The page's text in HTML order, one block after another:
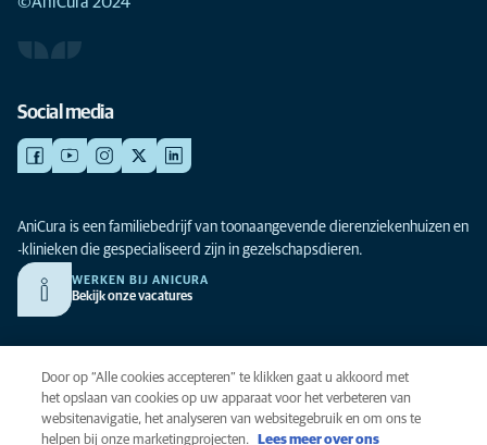
Social media
AniCura is een familiebedrijf van toonaangevende dierenziekenhuizen en
-klinieken die gespecialiseerd zijn in gezelschapsdieren.
WERKEN BIJ ANICURA
Bekijk onze vacatures
Privacy
Algemene voorwaarden
Cookies
Door op “Alle cookies accepteren” te klikken gaat u akkoord met
het opslaan van cookies op uw apparaat voor het verbeteren van
websitenavigatie, het analyseren van websitegebruik en om ons te
helpen bij onze marketingprojecten.
Lees meer over ons